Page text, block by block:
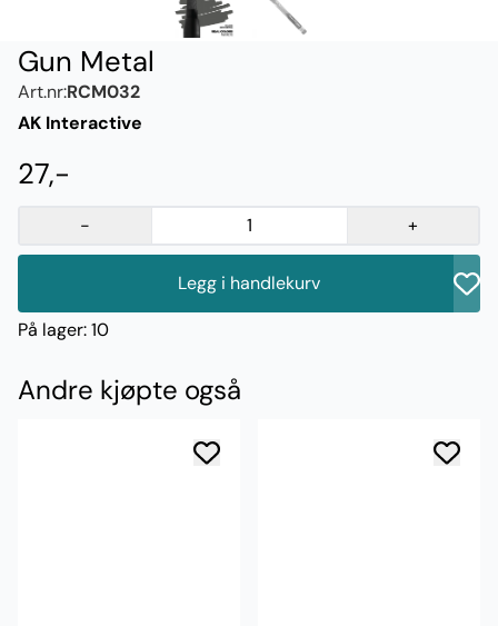
Gun Metal
Art.nr:RCM032
AK Interactive
27,-
- +
Legg i handlekurv
På lager: 10
Andre kjøpte også